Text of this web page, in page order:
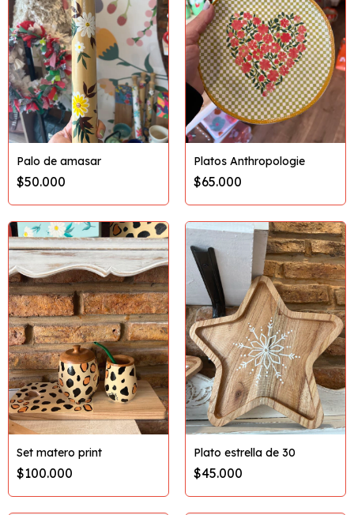
Palo de amasar
$50.000
Platos Anthropologie
$65.000
Set matero print
$100.000
Plato estrella de 30
$45.000